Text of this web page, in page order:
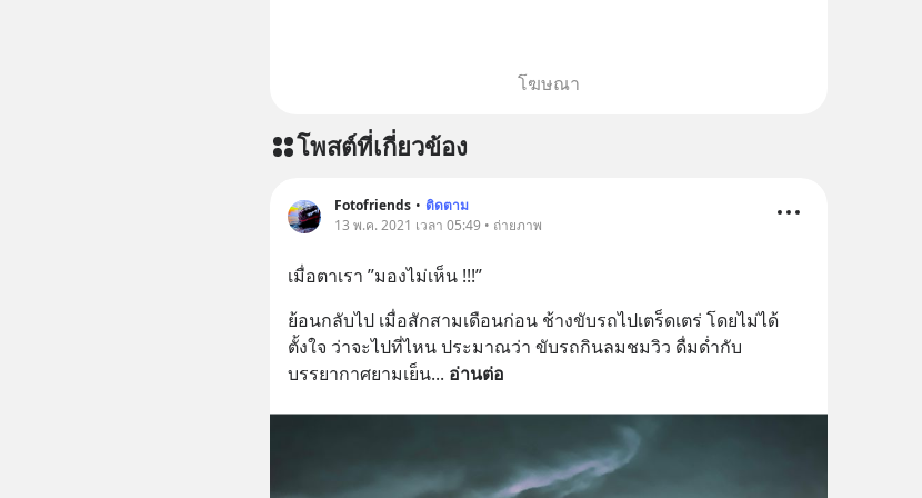
โฆษณา
โพสต์ที่เกี่ยวข้อง
Fotofriends • ติดตาม
13 พ.ค. 2021 เวลา 05:49 • ถ่ายภาพ
เมื่อตาเรา ”มองไม่เห็น !!!”
ย้อนกลับไป เมื่อสักสามเดือนก่อน ช้างขับรถไปเตร็ดเตร่ โดยไม่ได้
ตั้งใจ ว่าจะไปที่ไหน ประมาณว่า ขับรถกินลมชมวิว ดื่มด่ำกับ
บรรยากาศยามเย็น... อ่านต่อ